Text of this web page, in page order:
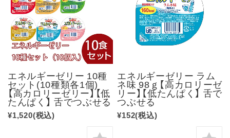
エネルギーゼリー 10種
セット(10種類各1個)
【高カロリーゼリー】【低
たんぱく】 舌でつぶせる
¥1,520(税込)
エネルギーゼリー ラム
ネ味 98ｇ【高カロリーゼ
リー】【低たんぱく】 舌で
つぶせる
¥152(税込)